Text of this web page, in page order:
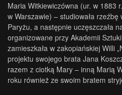
Maria Witkiewiczówna (ur. w 1883
w Warszawie) – studiowała
Paryżu, a następnie uczęszczała
organizowane przy Akademii
zamieszkała w zakopiańskiej Willi
projektu swojego brata Jana
razem z ciotką Mary – inną Marią
roku również ze swoim bratem